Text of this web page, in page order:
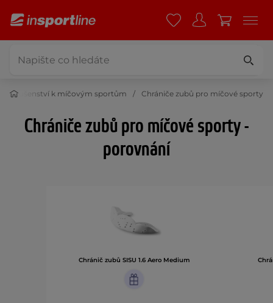
Příslušenství k míčovým sportům Chrániče zubů pro míčové sporty
Chrániče zubů pro míčové sporty -
porovnání
Chránič zubů SISU 1.6 Aero Medium